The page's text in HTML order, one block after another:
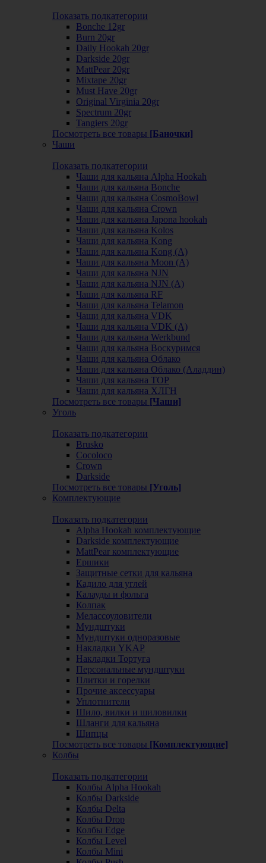
Показать подкатегории
Bonche 12gr
Burn 20gr
Daily Hookah 20gr
Darkside 20gr
MattPear 20gr
Mixtape 20gr
Must Have 20gr
Original Virginia 20gr
Spectrum 20gr
Tangiers 20gr
Посмотреть все товары [Баночки]
Чаши
Показать подкатегории
Чаши для кальяна Alpha Hookah
Чаши для кальяна Bonche
Чаши для кальяна CosmoBowl
Чаши для кальяна Crown
Чаши для кальяна Japona hookah
Чаши для кальяна Kolos
Чаши для кальяна Kong
Чаши для кальяна Kong (A)
Чаши для кальяна Moon (А)
Чаши для кальяна NJN
Чаши для кальяна NJN (А)
Чаши для кальяна RF
Чаши для кальяна Telamon
Чаши для кальяна VDK
Чаши для кальяна VDK (А)
Чаши для кальяна Werkbund
Чаши для кальяна Воскуримся
Чаши для кальяна Облако
Чаши для кальяна Облако (Аладдин)
Чаши для кальяна ТОР
Чаши для кальяна ХЛГН
Посмотреть все товары [Чаши]
Уголь
Показать подкатегории
Brusko
Cocoloco
Crown
Darkside
Посмотреть все товары [Уголь]
Комплектующие
Показать подкатегории
Alpha Hookah комплектующие
Darkside комплектующие
MattPear комплектующие
Ершики
Защитные сетки для кальяна
Кадило для углей
Калауды и фольга
Колпак
Мелассоуловители
Мундштуки
Мундштуки одноразовые
Накладки YKAP
Накладки Тортуга
Персональные мундштуки
Плитки и горелки
Прочие аксессуары
Уплотнители
Шило, вилки и шиловилки
Шланги для кальяна
Щипцы
Посмотреть все товары [Комплектующие]
Колбы
Показать подкатегории
Колбы Alpha Hookah
Колбы Darkside
Колбы Delta
Колбы Drop
Колбы Edge
Колбы Level
Колбы Mini